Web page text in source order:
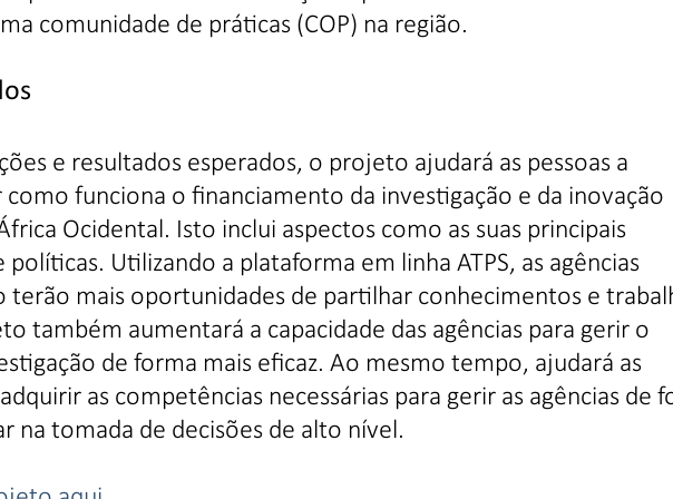
comunidade de práticas (COP) na região.
e resultados esperados, o projeto ajudará as pessoas a
funciona o financiamento da investigação e da inovação
Ocidental. Isto inclui aspectos como as suas principais
Utilizando a plataforma em linha ATPS, as agências
mais oportunidades de partilhar conhecimentos e
também aumentará a capacidade das agências para gerir o
de forma mais eficaz. Ao mesmo tempo, ajudará as
as competências necessárias para gerir as agências de
na tomada de decisões de alto nível.